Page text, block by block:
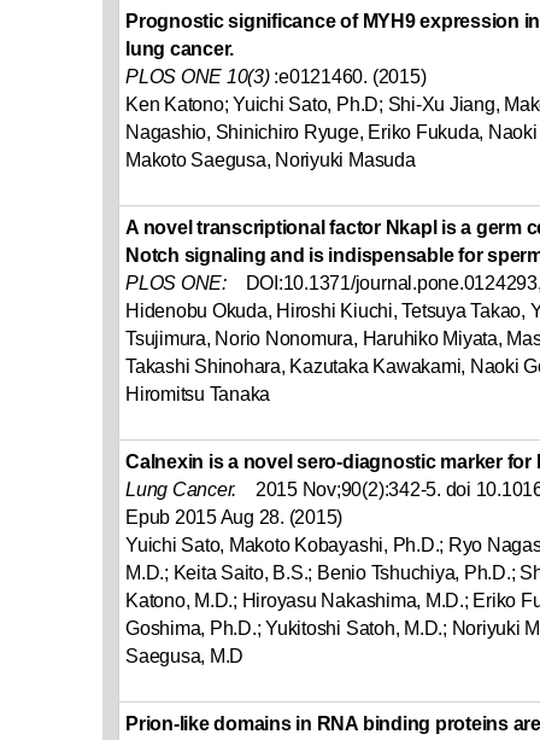
Prognostic significance of MYH9 expression
lung cancer.
PLOS ONE 10(3):e0121460. (2015)
Ken Katono; Yuichi Sato, Ph.D; Shi-Xu Jiang,
Nagashio, Shinichiro Ryuge, Eriko Fukuda,
Makoto Saegusa, Noriyuki Masuda
A novel transcriptional factor Nkapl is a germ
Notch signaling and is indispensable for
PLOS ONE:DOI:10.1371/
Hidenobu Okuda, Hiroshi Kiuchi, Tetsuya Takao,
Tsujimura, Norio Nonomura, Haruhiko Miyata,
Takashi Shinohara, Kazutaka Kawakami, Naoki
Hiromitsu Tanaka
Calnexin is a novel sero-diagnostic marker for
Lung Cancer. 2015 Nov;90(2):342-5. doi
Epub 2015 Aug 28. (2015)
Yuichi Sato, Makoto Kobayashi, Ph.D.; Ryo
M.D.; Keita Saito, B.S.; Benio Tshuchiya, Ph.D.;
Katono, M.D.; Hiroyasu Nakashima, M.D.; Eriko
Goshima, Ph.D.; Yukitoshi Satoh, M.D.; Noriyuki
Saegusa, M.D
Prion-like domains in RNA binding proteins